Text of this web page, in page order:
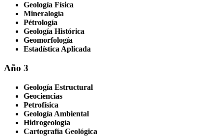
Geología Física
Mineralogía
Pétrología
Geología Histórica
Geomorfología
Estadística Aplicada
Año 3
Geología Estructural
Geociencias
Petrofísica
Geología Ambiental
Hidrogeología
Cartografía Geológica